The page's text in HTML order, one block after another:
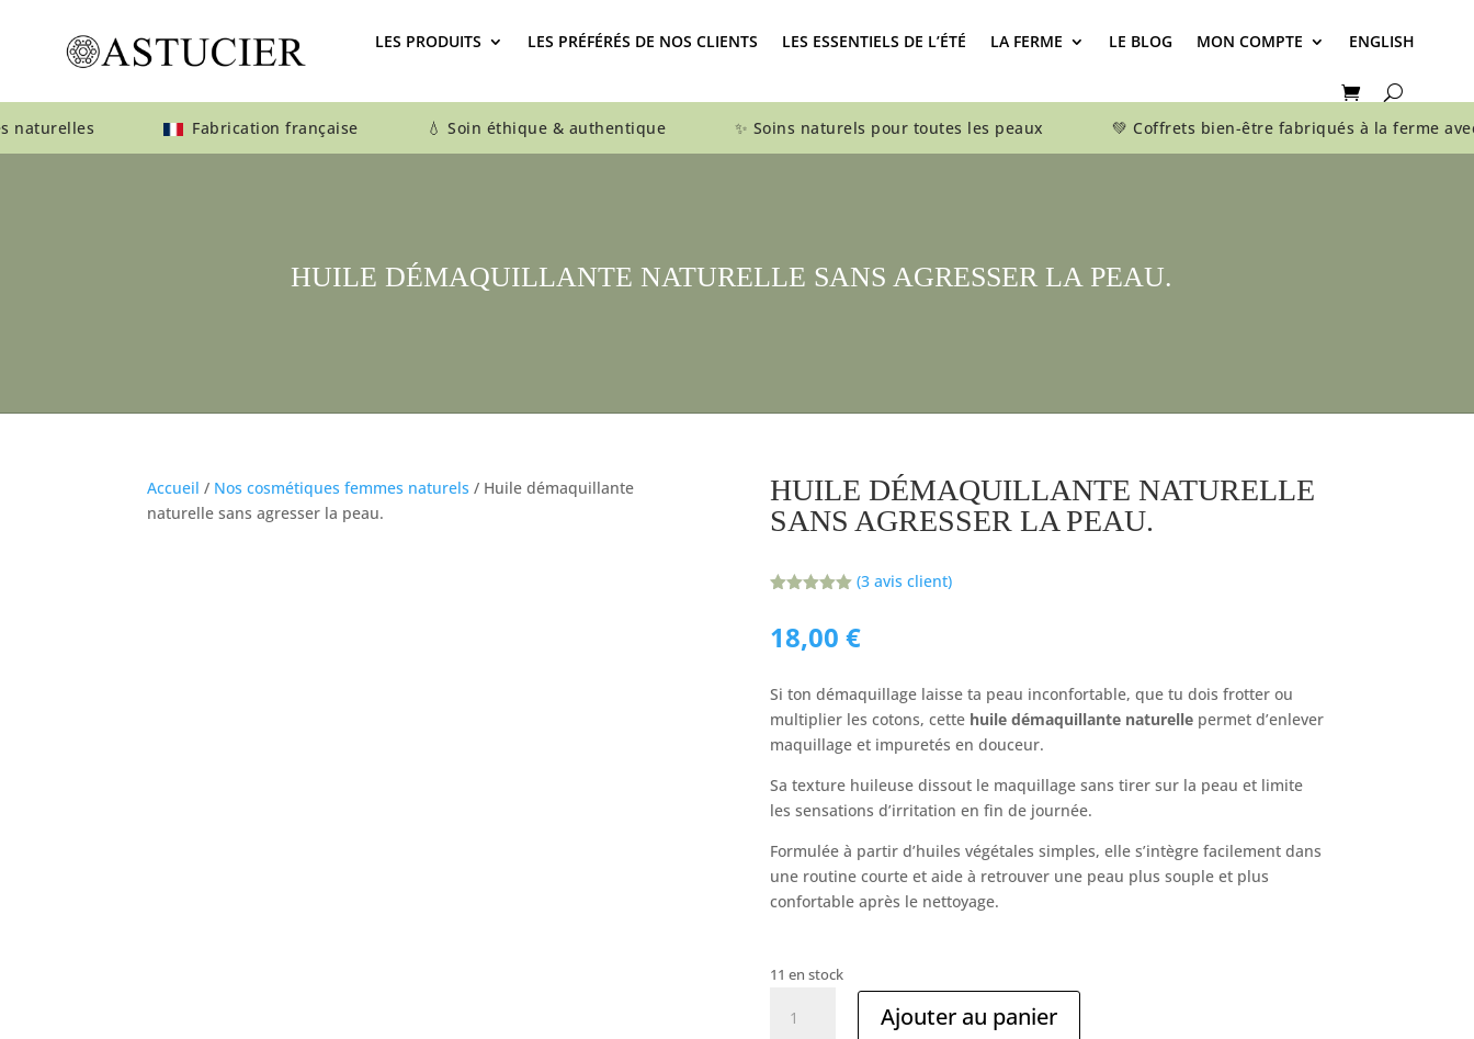
LES PRODUITS LES PRÉFÉRÉS DE NOS CLIENTS LES ESSENTIELS DE L’ÉTÉ LA FERME LE BLOG MON COMPTE ENGLISH
Fabrication française 💧 Soin éthique & authentique ✨ Soins naturels pour toutes les peaux 💚 Coffrets bien-être fabriqués à la
HUILE DÉMAQUILLANTE NATURELLE SANS AGRESSER LA PEAU.
Accueil / Nos cosmétiques femmes naturels / Huile démaquillante
naturelle sans agresser la peau.
HUILE DÉMAQUILLANTE NATURELLE
SANS AGRESSER LA PEAU.
basé sur
notations
(3 avis client)
18,00 €
Si ton démaquillage laisse ta peau inconfortable, que tu dois frotter ou
multiplier les cotons, cette huile démaquillante naturellepermet d’enlever
maquillage et impuretés en douceur.
Sa texture huileuse dissout le maquillage sans tirer sur la peau et limite
les sensations d’irritation en fin de journée.
Formulée à partir d’huiles végétales simples, elle s’intègre facilement dans
une routine courte et aide à retrouver une peau plus souple et plus
confortable après le nettoyage.
11 en stock
Ajouter au panier